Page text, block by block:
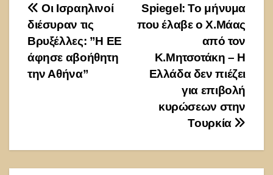
Πλοήγηση
άρθρων
Spiegel: Το μήνυμα
που έλαβε ο Χ.Μάας
από τον
Κ.Μητσοτάκη – Η
Ελλάδα δεν πιέζει
για επιβολή
κυρώσεων στην
Τουρκία
Οι Ισραηλινοί
διέσυραν τις
Βρυξέλλες: ”Η ΕΕ
άφησε αβοήθητη
την Αθήνα”